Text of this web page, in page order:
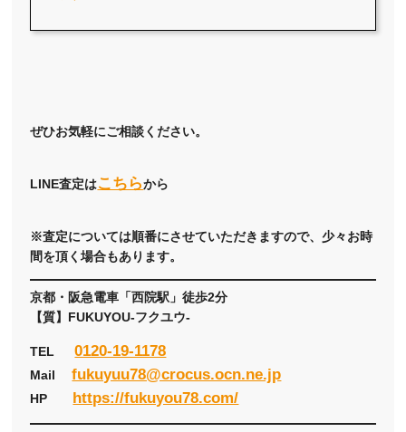
ぜひお気軽にご相談ください。
LINE査定はこちらから
※査定については順番にさせていただきますので、少々お時
間を頂く場合もあります。
京都・阪急電車「西院駅」徒歩2分
【質】FUKUYOU-フクユウ-
TEL0120-19-1178
Mailfukuyuu78@crocus.ocn.ne.jp
HP https://fukuyou78.com/